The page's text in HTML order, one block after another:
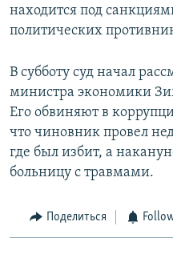
находится под
политических
В субботу суд начал
министра экономики
Его обвиняют в
что чиновник провел
где был избит, а
больницу с травмами.
Поделиться